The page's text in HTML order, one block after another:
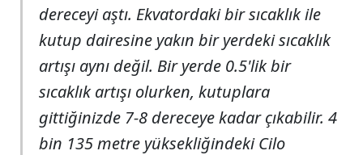
dereceyi aştı. Ekvatordaki bir sıcaklık ile
kutup dairesine yakın bir yerdeki sıcaklık
artışı aynı değil. Bir yerde 0.5'lik bir
sıcaklık artışı olurken, kutuplara
gittiğinizde 7-8 dereceye kadar çıkabilir. 4
bin 135 metre yüksekliğindeki Cilo